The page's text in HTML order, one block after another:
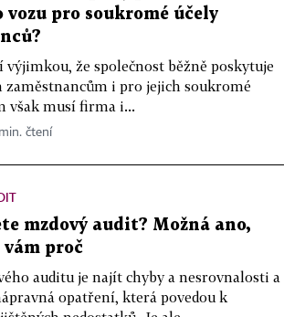
pro soukromé účely
výjimkou, že společnost běžně poskytuje
zaměstnancům i pro jejich soukromé
však musí firma i...
čtení
mzdový audit? Možná ano,
proč
auditu je najít chyby a nesrovnalosti a
opatření, která povedou k